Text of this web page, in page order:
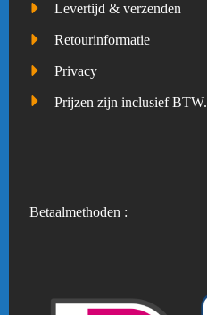
Levertijd & verzenden
Retourinformatie
Privacy
Prijzen zijn inclusief BTW.
Betaalmethoden :